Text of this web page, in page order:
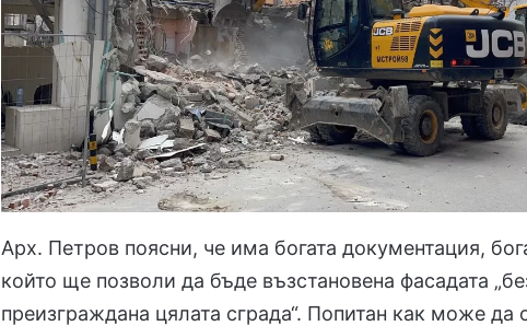
Арх. Петров поясни, че има богата документация,
който ще позволи да бъде възстановена фасадата
преизграждана цялата сграда“. Попитан как може да